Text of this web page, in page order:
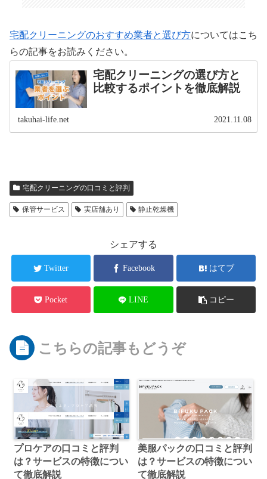
宅配クリーニングのおすすめ業者と選び方についてはこち
らの記事をお読みください。
宅配クリーニングの選び方と
比較するポイントを徹底解説
takuhai-life.net 2021.11.08
宅配クリーニングの口コミと評判
保管サービス 実店舗あり 静止乾燥機
シェアする
Twitter Facebook はてブ
Pocket LINE コピー
こちらの記事もどうぞ
プロケアの口コミと評判
は？サービスの特徴につい
て徹底解説
美服パックの口コミと評判
は？サービスの特徴につい
て徹底解説